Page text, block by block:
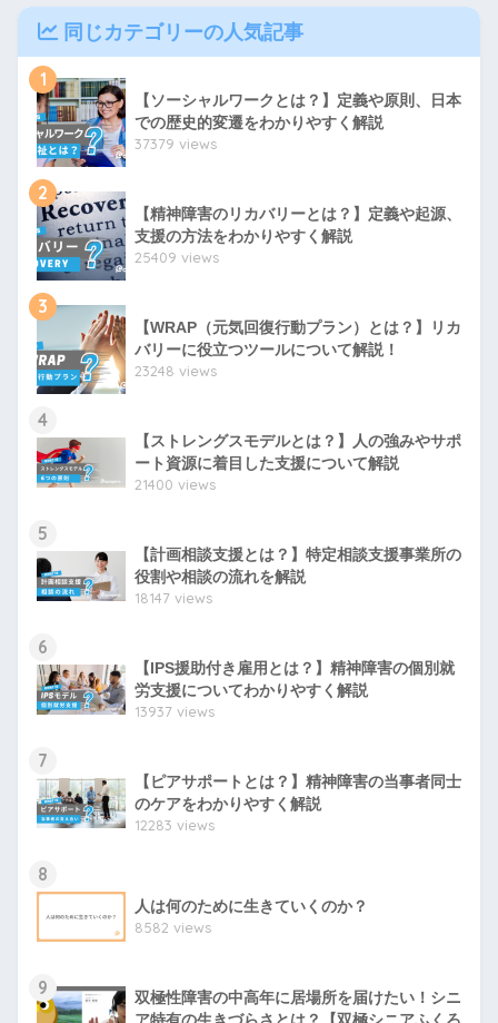
同じカテゴリーの人気記事
1
【ソーシャルワークとは？】定義や原則、日本
での歴史的変遷をわかりやすく解説
37379 views
2
【精神障害のリカバリーとは？】定義や起源、
支援の方法をわかりやすく解説
25409 views
3
【WRAP（元気回復行動プラン）とは？】リカ
バリーに役立つツールについて解説！
23248 views
4
【ストレングスモデルとは？】人の強みやサポ
ート資源に着目した支援について解説
21400 views
5
【計画相談支援とは？】特定相談支援事業所の
役割や相談の流れを解説
18147 views
6
【IPS援助付き雇用とは？】精神障害の個別就
労支援についてわかりやすく解説
13937 views
7
【ピアサポートとは？】精神障害の当事者同士
のケアをわかりやすく解説
12283 views
8
人は何のために生きていくのか？
8582 views
9
双極性障害の中高年に居場所を届けたい！シニ
ア特有の生きづらさとは？【双極シニアふくろ